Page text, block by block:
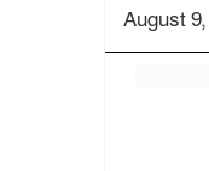
August